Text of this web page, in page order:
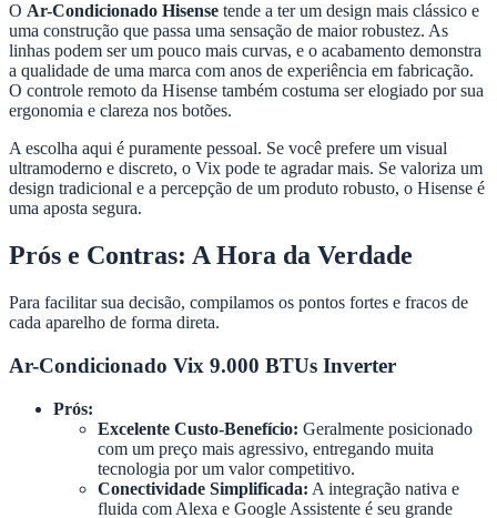
O Ar-Condicionado Hisense tende a ter um design mais clássico e
uma construção que passa uma sensação de maior robustez. As
linhas podem ser um pouco mais curvas, e o acabamento demonstra
a qualidade de uma marca com anos de experiência em fabricação.
O controle remoto da Hisense também costuma ser elogiado por sua
ergonomia e clareza nos botões.
A escolha aqui é puramente pessoal. Se você prefere um visual
ultramoderno e discreto, o Vix pode te agradar mais. Se valoriza um
design tradicional e a percepção de um produto robusto, o Hisense é
uma aposta segura.
Prós e Contras: A Hora da Verdade
Para facilitar sua decisão, compilamos os pontos fortes e fracos de
cada aparelho de forma direta.
Ar-Condicionado Vix 9.000 BTUs Inverter
Prós:
Excelente Custo-Benefício: Geralmente posicionado
com um preço mais agressivo, entregando muita
tecnologia por um valor competitivo.
Conectividade Simplificada: A integração nativa e
fluida com Alexa e Google Assistente é seu grande